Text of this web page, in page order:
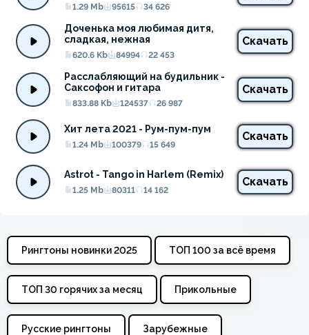
1.29 Mb 95615 34 626
Доченька моя любимая дитя,
сладкая, нежная
620.6 Kb 84994 22 453
Скачать
Расслабляющий на будильник -
Саксофон и гитара
833.88 Kb 124537 26 987
Скачать
Хит лета 2021 - Рум-пум-пум
1.24 Mb 100379 15 649
Скачать
Astrot - Tango in Harlem (Remix)
1.25 Mb 80311 14 162
Скачать
Рингтоны новинки 2025 ТОП 100 за всё время
ТОП 30 горячих за месяц Прикольные
Русские рингтоны Зарубежные